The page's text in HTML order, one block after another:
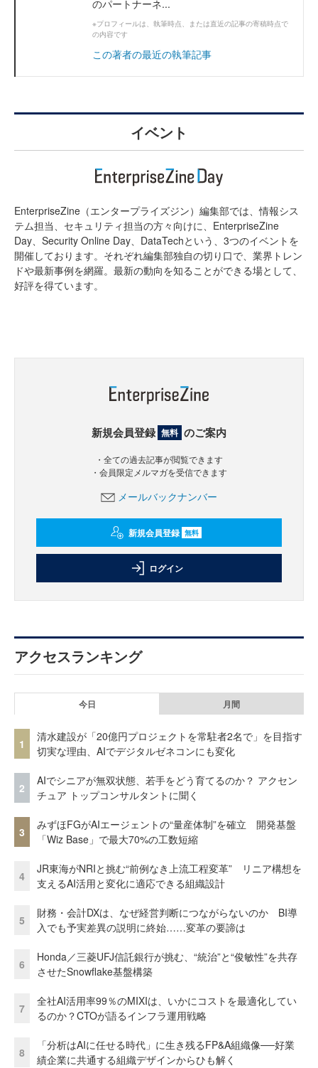
のパートナーネ...
※プロフィールは、執筆時点、または直近の記事の寄稿時点で
の内容です
この著者の最近の執筆記事
イベント
EnterpriseZine（エンタープライズジン）編集部では、情報シス
テム担当、セキュリティ担当の方々向けに、EnterpriseZine
Day、Security Online Day、DataTechという、3つのイベントを
開催しております。それぞれ編集部独自の切り口で、業界トレン
ドや最新事例を網羅。最新の動向を知ることができる場として、
好評を得ています。
新規会員登録 無料 のご案内
・全ての過去記事が閲覧できます
・会員限定メルマガを受信できます
メールバックナンバー
新規会員登録 無料
ログイン
アクセスランキング
今日 月間
1
清水建設が「20億円プロジェクトを常駐者2名で」を目指す
切実な理由、AIでデジタルゼネコンにも変化
2
AIでシニアが無双状態、若手をどう育てるのか？ アクセン
チュア トップコンサルタントに聞く
3
みずほFGがAIエージェントの“量産体制”を確立 開発基盤
「Wiz Base」で最大70%の工数短縮
4
JR東海がNRIと挑む“前例なき上流工程変革” リニア構想を
支えるAI活用と変化に適応できる組織設計
5
財務・会計DXは、なぜ経営判断につながらないのか BI導
入でも予実差異の説明に終始……変革の要諦は
6
Honda／三菱UFJ信託銀行が挑む、“統治”と“俊敏性”を共存
させたSnowflake基盤構築
7
全社AI活用率99％のMIXIは、いかにコストを最適化してい
るのか？CTOが語るインフラ運用戦略
8
「分析はAIに任せる時代」に生き残るFP&A組織像──好業
績企業に共通する組織デザインからひも解く